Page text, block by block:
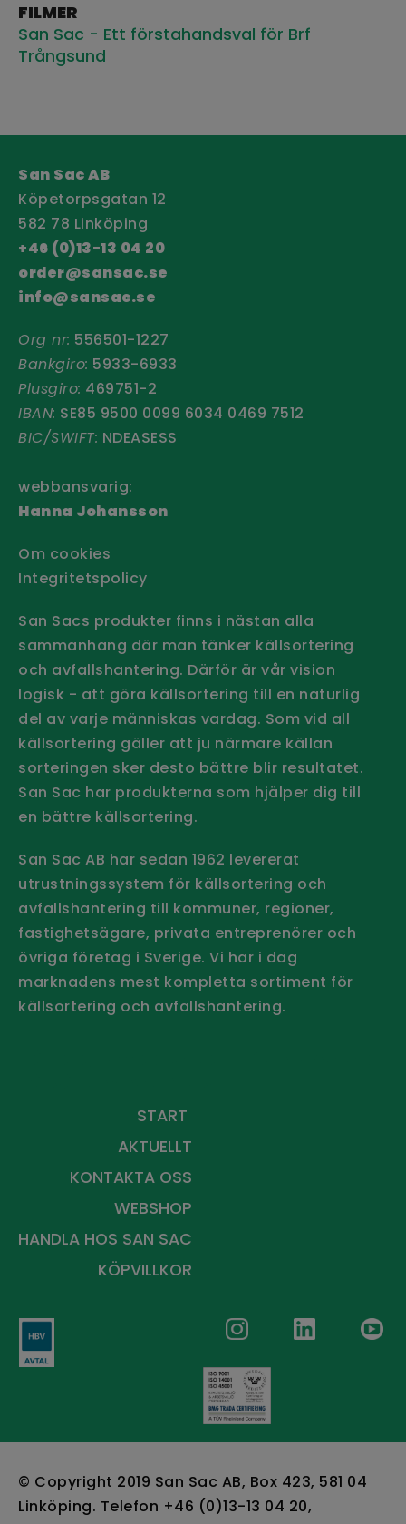
FILMER
San Sac - Ett förstahandsval för Brf
Trångsund
San Sac AB
Köpetorpsgatan 12
582 78 Linköping
+46 (0)13-13 04 20
order@sansac.se
info@sansac.se
Org nr: 556501-1227
Bankgiro: 5933-6933
Plusgiro: 469751-2
IBAN: SE85 9500 0099 6034 0469 7512
BIC/SWIFT: NDEASESS
webbansvarig:
Hanna Johansson
Om cookies
Integritetspolicy
San Sacs produkter finns i nästan alla
sammanhang där man tänker källsortering
och avfallshantering. Därför är vår vision
logisk - att göra källsortering till en naturlig
del av varje människas vardag. Som vid all
källsortering gäller att ju närmare källan
sorteringen sker desto bättre blir resultatet.
San Sac har produkterna som hjälper dig till
en bättre källsortering.
San Sac AB har sedan 1962 levererat
utrustningssystem för källsortering och
avfallshantering till kommuner, regioner,
fastighetsägare, privata entreprenörer och
övriga företag i Sverige. Vi har i dag
marknadens mest kompletta sortiment för
källsortering och avfallshantering.
START
AKTUELLT
KONTAKTA OSS
WEBSHOP
HANDLA HOS SAN SAC
KÖPVILLKOR
© Copyright 2019 San Sac AB, Box 423, 581 04
Linköping. Telefon +46 (0)13-13 04 20,